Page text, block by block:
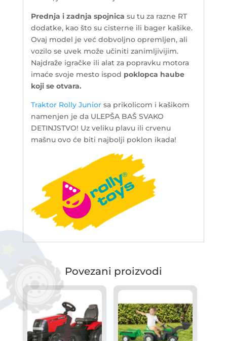
Prednja i zadnja spojnica su tu za razne RT
dodatke, kao što su cisterne ili bager kašike.
Ovaj model je već dobvoljno opremljen, ali
vozilo se uvek može učiniti zanimljivijim.
Najdraže igračke ili alat za popravku motora
imaće svoje mesto ispod poklopca haube
koji se otvara.
Traktor Rolly Juniorsa prikolicom i kašikom
namenjen je da ULEPŠA BAŠ SVAKO
DETINJSTVO! Uz veliku plavu ili crvenu
mašnu ovo će biti najbolji poklon ikada!
Povezani proizvodi